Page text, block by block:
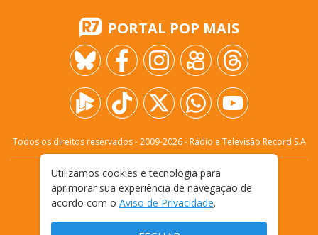
PORTAL POP MAIS
Todos os direitos reservados - 2009-2026- Rádio e Televisão Record S.A
FALE CONOSCO
PRIVACIDADE
TERMOS E CONDIÇÕES DE USO
Utilizamos cookies e tecnologia para
aprimorar sua experiência de navegação de
acordo com o Aviso de Privacidade.